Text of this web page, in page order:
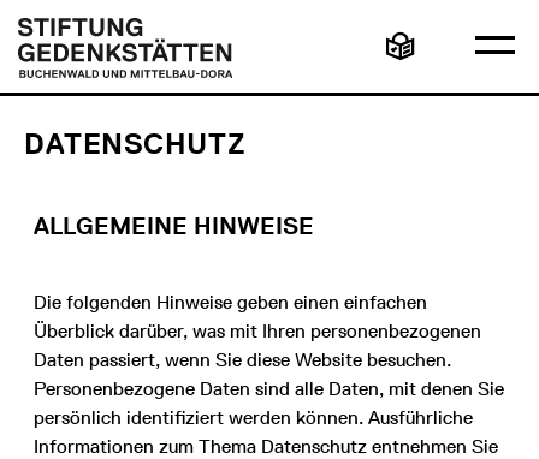
zum
Inhalt
Stiftung
Gedenkstätten
Buchenwald
und
Mittelbau-
Leichte
Sprache
DATENSCHUTZ
ALLGEMEINE HINWEISE
Die folgenden Hinweise geben einen einfachen
Überblick darüber, was mit Ihren personenbezogenen
Daten passiert, wenn Sie diese Website besuchen.
Personenbezogene Daten sind alle Daten, mit denen Sie
persönlich identifiziert werden können. Ausführliche
Informationen zum Thema Datenschutz entnehmen Sie